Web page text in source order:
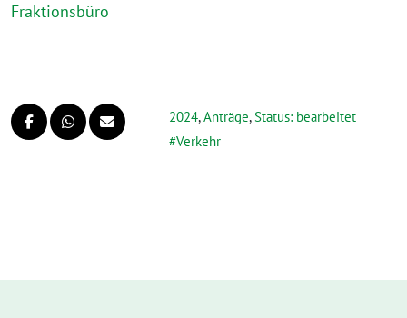
Fraktionsbüro
2024,Anträge,Status: bearbeitet
Verkehr